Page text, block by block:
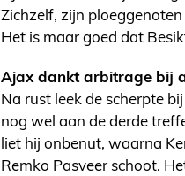
Zichzelf, zijn
Het is maar goed dat
Ajax dankt arbitrage bij
Na rust leek de scherpte
nog wel aan de derde
liet hij onbenut, waarna
Remko Pasveer schoot.